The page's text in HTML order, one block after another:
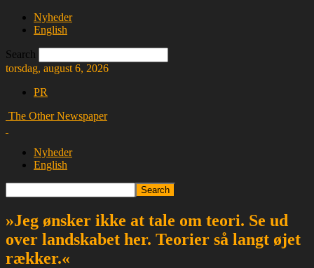
Nyheder
English
Search
torsdag, august 6, 2026
PR
The Other Newspaper
Nyheder
English
»Jeg ønsker ikke at tale om teori. Se ud
over landskabet her. Teorier så langt øjet
rækker.«